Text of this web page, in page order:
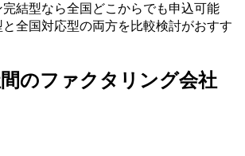
完結型なら全国どこからでも申込可能
全国対応型の両方を比較検討がおすす
のファクタリング会社